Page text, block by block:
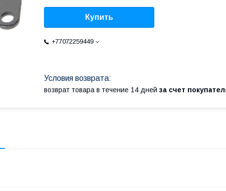
Купить
+77072259449
возврат товара в течение 14 дней за счет